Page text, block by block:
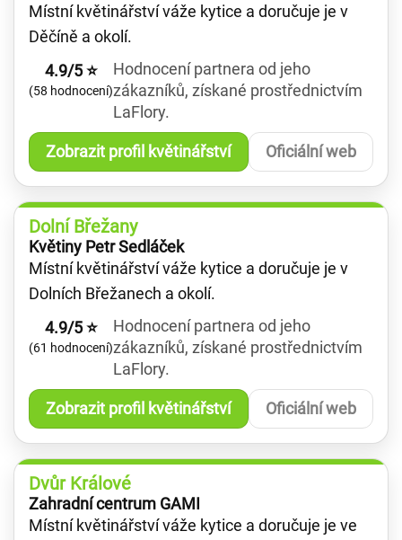
Místní květinářství váže kytice a doručuje je v
Děčíně a okolí.
4.9/5 ⭐
(58 hodnocení)
Hodnocení partnera od jeho
zákazníků, získané prostřednictvím
LaFlory.
Zobrazit profil květinářství Oficiální web
Dolní Břežany
Květiny Petr Sedláček
Místní květinářství váže kytice a doručuje je v
Dolních Břežanech a okolí.
4.9/5 ⭐
(61 hodnocení)
Hodnocení partnera od jeho
zákazníků, získané prostřednictvím
LaFlory.
Zobrazit profil květinářství Oficiální web
Dvůr Králové
Zahradní centrum GAMI
Místní květinářství váže kytice a doručuje je ve